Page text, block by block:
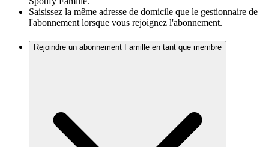
Saisissez la même adresse de domicile que le gestionnaire de
l'abonnement lorsque vous rejoignez l'abonnement.
Rejoindre un abonnement Famille en tant que membre